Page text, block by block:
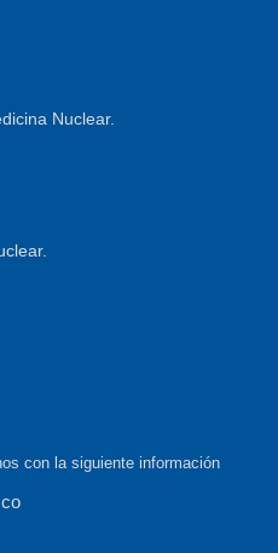
Nuclear.
con la siguiente información